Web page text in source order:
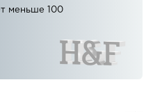
меньше 100